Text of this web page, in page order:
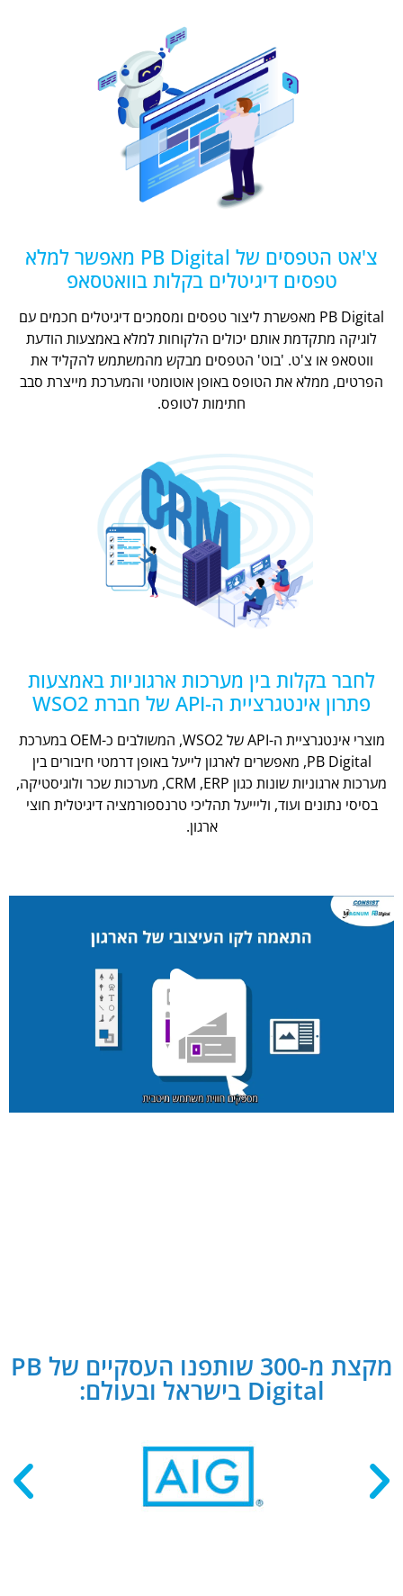
צ'אט הטפסים של PB Digital מאפשר למלא
טפסים דיגיטלים בקלות בוואטסאפ
PB Digital מאפשרת ליצור טפסים ומסמכים דיגיטלים חכמים עם
לוגיקה מתקדמת אותם יכולים הלקוחות למלא באמצעות הודעת
ווטסאפ או צ'ט. 'בוט' הטפסים מבקש מהמשתמש להקליד את
הפרטים, ממלא את הטופס באופן אוטומטי והמערכת מייצרת סבב
חתימות לטופס.
לחבר בקלות בין מערכות ארגוניות באמצעות
פתרון אינטגרציית ה-API של חברת WSO2
מוצרי אינטגרציית ה-API של WSO2, המשולבים כ-OEM במערכת
PB Digital, מאפשרים לארגון לייעל באופן דרמטי חיבורים בין
מערכות ארגוניות שונות כגון CRM ,ERP, מערכות שכר ולוגיסטיקה,
בסיסי נתונים ועוד, וליייעל תהליכי טרנספורמציה דיגיטלית חוצי
ארגון.
מקצת מ-300 שותפנו העסקיים של PB
Digital בישראל ובעולם: